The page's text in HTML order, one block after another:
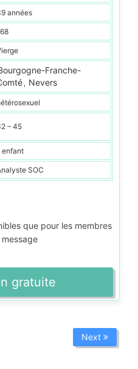
années
Franche-
, Nevers
– 45
enfant
SOC
que pour les membres
gratuite
Next